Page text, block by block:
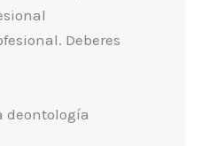
Deberes
deontología